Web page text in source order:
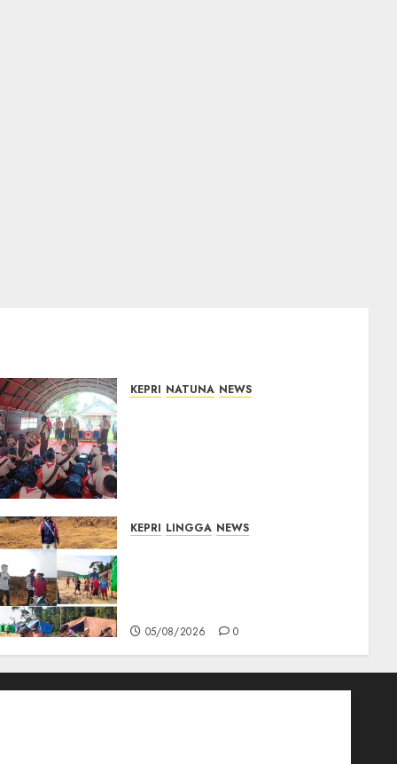
KEPRI NATUNA NEWS
KEPRI LINGGA NEWS
05/08/2026 0